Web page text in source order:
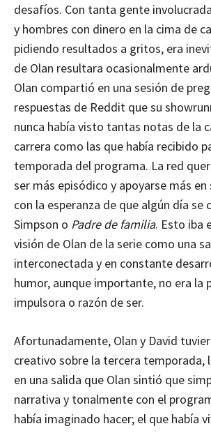
desafíos. Con tanta gente
y hombres con dinero en la cima de
pidiendo resultados a gritos, era
de Olan resultara ocasionalmente
Olan compartió en una sesión de
respuestas de Reddit que su
nunca había visto tantas notas de la
carrera como las que había recibido
temporada del programa. La red
ser más episódico y apoyarse más
con la esperanza de que algún día se
Simpson o Padre de familia. Esto iba
visión de Olan de la serie como una
interconectada y en constante
humor, aunque importante, no era la
impulsora o razón de ser.
Afortunadamente, Olan y David
creativo sobre la tercera temporada,
en una salida que Olan sintió que
narrativa y tonalmente con el
había imaginado hacer; el que había